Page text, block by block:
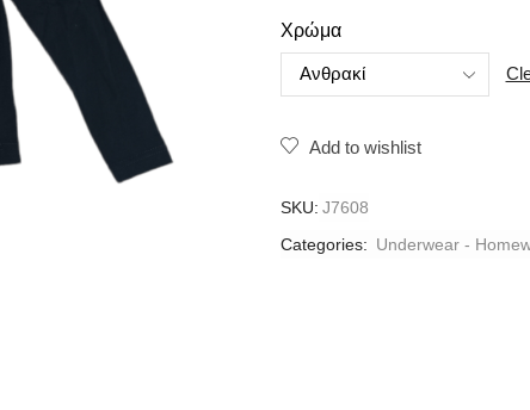
Χρώμα
Add to wishlist
SKU: J7608
Categories: Underwear -